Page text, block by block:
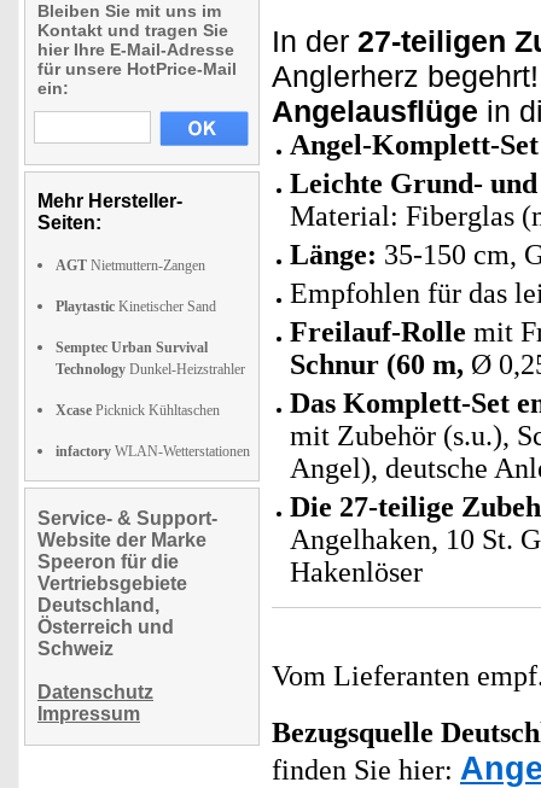
Bleiben Sie mit uns im
Kontakt und tragen Sie
hier Ihre E-Mail-Adresse
für unsere HotPrice-Mail
ein:
Mehr Hersteller-
Seiten:
AGT Nietmuttern-Zangen
Playtastic Kinetischer Sand
Semptec Urban Survival
Technology Dunkel-Heizstrahler
Xcase Picknick Kühltaschen
infactory WLAN-Wetterstationen
Service- & Support-
Website der Marke
Speeron für die
Vertriebsgebiete
Deutschland,
Österreich und
Schweiz
Datenschutz
Impressum
In der 27-teiligen
Anglerherz
Angelausflüge in
Angel-Komplett-
Leichte Grund- und
Material: Fiberglas
Länge: 35-150 cm,
Empfohlen für das
Freilauf-Rolle mit
Schnur (60 m, Ø
Das Komplett-Set
mit Zubehör (s.u.),
Angel), deutsche
Die 27-teilige
Angelhaken, 10 St.
Hakenlöser
Vom Lieferanten
Bezugsquelle
finden Sie hier: